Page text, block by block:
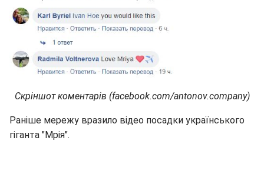
Скріншот коментарів (facebook.com/antonov.company)
Раніше мережу вразило відео посадки українського
гіганта "Мрія".